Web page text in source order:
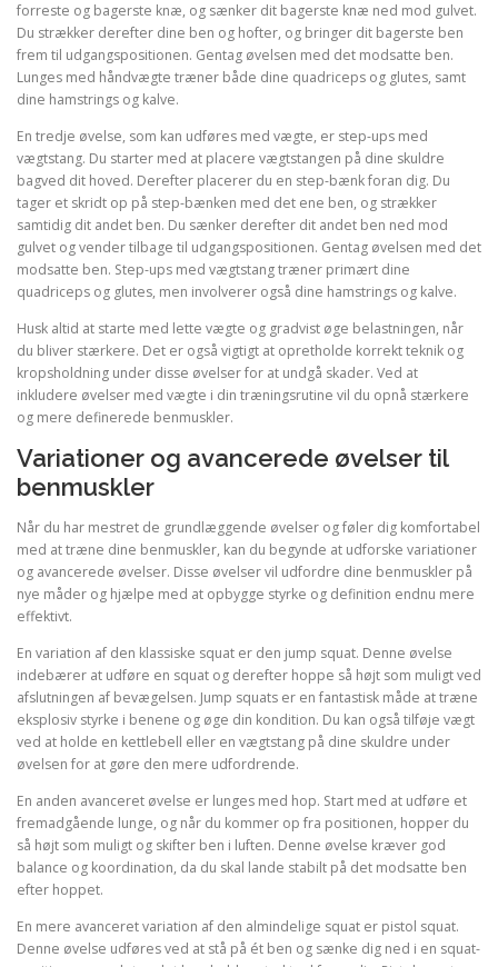
forreste og bagerste knæ, og sænker dit bagerste knæ ned mod gulvet.
Du strækker derefter dine ben og hofter, og bringer dit bagerste ben
frem til udgangspositionen. Gentag øvelsen med det modsatte ben.
Lunges med håndvægte træner både dine quadriceps og glutes, samt
dine hamstrings og kalve.
En tredje øvelse, som kan udføres med vægte, er step-ups med
vægtstang. Du starter med at placere vægtstangen på dine skuldre
bagved dit hoved. Derefter placerer du en step-bænk foran dig. Du
tager et skridt op på step-bænken med det ene ben, og strækker
samtidig dit andet ben. Du sænker derefter dit andet ben ned mod
gulvet og vender tilbage til udgangspositionen. Gentag øvelsen med det
modsatte ben. Step-ups med vægtstang træner primært dine
quadriceps og glutes, men involverer også dine hamstrings og kalve.
Husk altid at starte med lette vægte og gradvist øge belastningen, når
du bliver stærkere. Det er også vigtigt at opretholde korrekt teknik og
kropsholdning under disse øvelser for at undgå skader. Ved at
inkludere øvelser med vægte i din træningsrutine vil du opnå stærkere
og mere definerede benmuskler.
Variationer og avancerede øvelser til
benmuskler
Når du har mestret de grundlæggende øvelser og føler dig komfortabel
med at træne dine benmuskler, kan du begynde at udforske variationer
og avancerede øvelser. Disse øvelser vil udfordre dine benmuskler på
nye måder og hjælpe med at opbygge styrke og definition endnu mere
effektivt.
En variation af den klassiske squat er den jump squat. Denne øvelse
indebærer at udføre en squat og derefter hoppe så højt som muligt ved
afslutningen af bevægelsen. Jump squats er en fantastisk måde at træne
eksplosiv styrke i benene og øge din kondition. Du kan også tilføje vægt
ved at holde en kettlebell eller en vægtstang på dine skuldre under
øvelsen for at gøre den mere udfordrende.
En anden avanceret øvelse er lunges med hop. Start med at udføre et
fremadgående lunge, og når du kommer op fra positionen, hopper du
så højt som muligt og skifter ben i luften. Denne øvelse kræver god
balance og koordination, da du skal lande stabilt på det modsatte ben
efter hoppet.
En mere avanceret variation af den almindelige squat er pistol squat.
Denne øvelse udføres ved at stå på ét ben og sænke dig ned i en squat-